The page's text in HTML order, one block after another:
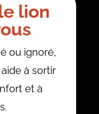
lion
ou ignoré,
à sortir
et à